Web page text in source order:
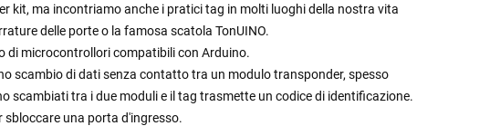
kit, ma incontriamo anche i pratici tag in molti luoghi della nostra vita
delle porte o la famosa scatola TonUINO.
di microcontrollori compatibili con Arduino.
scambio di dati senza contatto tra un modulo transponder, spesso
scambiati tra i due moduli e il tag trasmette un codice di identificazione.
sbloccare una porta d'ingresso.